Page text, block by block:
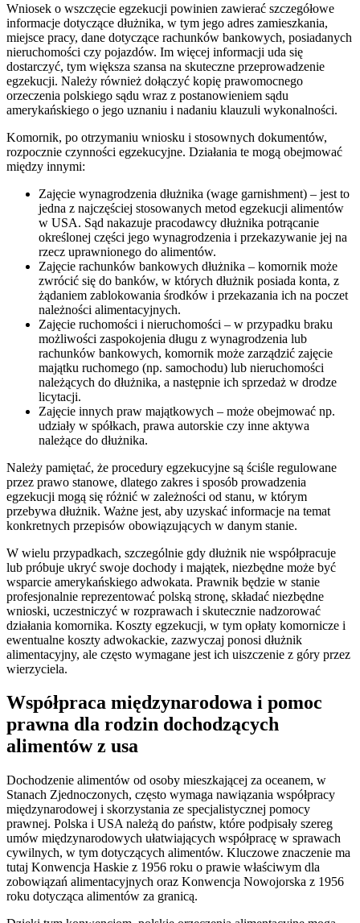
Wniosek o wszczęcie egzekucji powinien zawierać szczegółowe
informacje dotyczące dłużnika, w tym jego adres zamieszkania,
miejsce pracy, dane dotyczące rachunków bankowych, posiadanych
nieruchomości czy pojazdów. Im więcej informacji uda się
dostarczyć, tym większa szansa na skuteczne przeprowadzenie
egzekucji. Należy również dołączyć kopię prawomocnego
orzeczenia polskiego sądu wraz z postanowieniem sądu
amerykańskiego o jego uznaniu i nadaniu klauzuli wykonalności.
Komornik, po otrzymaniu wniosku i stosownych dokumentów,
rozpocznie czynności egzekucyjne. Działania te mogą obejmować
między innymi:
Zajęcie wynagrodzenia dłużnika (wage garnishment) – jest to
jedna z najczęściej stosowanych metod egzekucji alimentów
w USA. Sąd nakazuje pracodawcy dłużnika potrącanie
określonej części jego wynagrodzenia i przekazywanie jej na
rzecz uprawnionego do alimentów.
Zajęcie rachunków bankowych dłużnika – komornik może
zwrócić się do banków, w których dłużnik posiada konta, z
żądaniem zablokowania środków i przekazania ich na poczet
należności alimentacyjnych.
Zajęcie ruchomości i nieruchomości – w przypadku braku
możliwości zaspokojenia długu z wynagrodzenia lub
rachunków bankowych, komornik może zarządzić zajęcie
majątku ruchomego (np. samochodu) lub nieruchomości
należących do dłużnika, a następnie ich sprzedaż w drodze
licytacji.
Zajęcie innych praw majątkowych – może obejmować np.
udziały w spółkach, prawa autorskie czy inne aktywa
należące do dłużnika.
Należy pamiętać, że procedury egzekucyjne są ściśle regulowane
przez prawo stanowe, dlatego zakres i sposób prowadzenia
egzekucji mogą się różnić w zależności od stanu, w którym
przebywa dłużnik. Ważne jest, aby uzyskać informacje na temat
konkretnych przepisów obowiązujących w danym stanie.
W wielu przypadkach, szczególnie gdy dłużnik nie współpracuje
lub próbuje ukryć swoje dochody i majątek, niezbędne może być
wsparcie amerykańskiego adwokata. Prawnik będzie w stanie
profesjonalnie reprezentować polską stronę, składać niezbędne
wnioski, uczestniczyć w rozprawach i skutecznie nadzorować
działania komornika. Koszty egzekucji, w tym opłaty komornicze i
ewentualne koszty adwokackie, zazwyczaj ponosi dłużnik
alimentacyjny, ale często wymagane jest ich uiszczenie z góry przez
wierzyciela.
Współpraca międzynarodowa i pomoc
prawna dla rodzin dochodzących
alimentów z usa
Dochodzenie alimentów od osoby mieszkającej za oceanem, w
Stanach Zjednoczonych, często wymaga nawiązania współpracy
międzynarodowej i skorzystania ze specjalistycznej pomocy
prawnej. Polska i USA należą do państw, które podpisały szereg
umów międzynarodowych ułatwiających współpracę w sprawach
cywilnych, w tym dotyczących alimentów. Kluczowe znaczenie ma
tutaj Konwencja Haskie z 1956 roku o prawie właściwym dla
zobowiązań alimentacyjnych oraz Konwencja Nowojorska z 1956
roku dotycząca alimentów za granicą.